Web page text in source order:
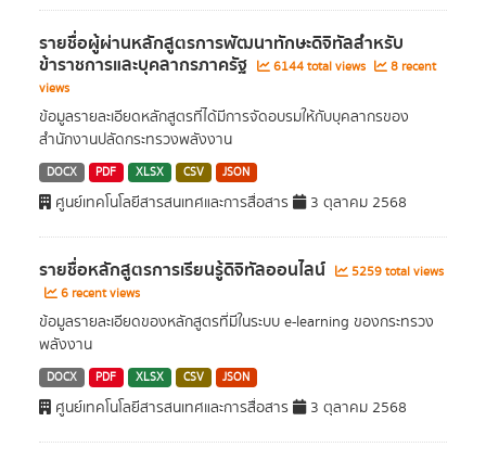
รายชื่อผู้ผ่านหลักสูตรการพัฒนาทักษะดิจิทัลสำหรับ
ข้าราชการและบุคลากรภาครัฐ 6144 total views
8 recent
views
ข้อมูลรายละเอียดหลักสูตรที่ได้มีการจัดอบรมให้กับบุคลากรของ
สำนักงานปลัดกระทรวงพลังงาน
DOCX PDF XLSX CSV JSON
ศูนย์เทคโนโลยีสารสนเทศและการสื่อสาร 3 ตุลาคม 2568
รายชื่อหลักสูตรการเรียนรู้ดิจิทัลออนไลน์
5259 total views
6 recent views
ข้อมูลรายละเอียดของหลักสูตรที่มีในระบบ e-learning ของกระทรวง
พลังงาน
DOCX PDF XLSX CSV JSON
ศูนย์เทคโนโลยีสารสนเทศและการสื่อสาร 3 ตุลาคม 2568